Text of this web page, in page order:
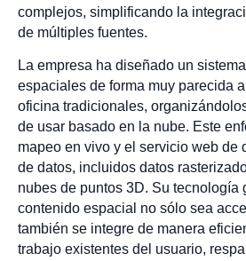
complejos, simplificando la
de múltiples fuentes.
La empresa ha diseñado un
espaciales de forma muy parecida
oficina tradicionales,
de usar basado en la nube. Este
mapeo en vivo y el servicio web de
de datos, incluidos datos
nubes de puntos 3D. Su tecnología
contenido espacial no sólo sea
también se integre de manera
trabajo existentes del usuario,